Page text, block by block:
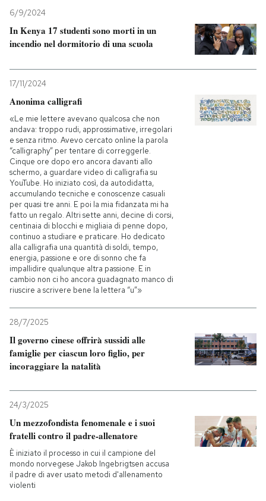
6/9/2024
In Kenya 17 studenti sono morti in un
incendio nel dormitorio di una scuola
17/11/2024
Anonima calligrafi
«Le mie lettere avevano qualcosa che non
andava: troppo rudi, approssimative, irregolari
e senza ritmo. Avevo cercato online la parola
“calligraphy” per tentare di correggerle.
Cinque ore dopo ero ancora davanti allo
schermo, a guardare video di calligrafia su
YouTube. Ho iniziato così, da autodidatta,
accumulando tecniche e conoscenze casuali
per quasi tre anni. E poi la mia fidanzata mi ha
fatto un regalo. Altri sette anni, decine di corsi,
centinaia di blocchi e migliaia di penne dopo,
continuo a studiare e praticare. Ho dedicato
alla calligrafia una quantità di soldi, tempo,
energia, passione e ore di sonno che fa
impallidire qualunque altra passione. E in
cambio non ci ho ancora guadagnato manco di
riuscire a scrivere bene la lettera “u”»
28/7/2025
Il governo cinese offrirà sussidi alle
famiglie per ciascun loro figlio, per
incoraggiare la natalità
24/3/2025
Un mezzofondista fenomenale e i suoi
fratelli contro il padre-allenatore
È iniziato il processo in cui il campione del
mondo norvegese Jakob Ingebrigtsen accusa
il padre di aver usato metodi d'allenamento
violenti